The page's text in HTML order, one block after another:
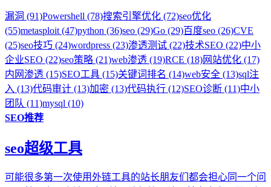
漏洞 (91)Powershell (78)搜索引擎优化 (72)seo优化
(55)metasploit (47)python (36)seo (29)Go (29)百度seo (26)CVE
(25)seo技巧 (24)wordpress (23)渗透测试 (22)技术SEO (22)中小
企业SEO (22)seo策略 (21)web渗透 (19)RCE (18)网站优化 (17)
内网渗透 (15)SEO工具 (15)关键词排名 (14)web安全 (13)sql注
入 (13)代码审计 (13)加密 (13)代码执行 (12)SEO诊断 (11)中小
团队 (11)mysql (10)
SEO推荐
seo超级工具
可能很多第一次使用外链工具的站长朋友们都会担心同一个问